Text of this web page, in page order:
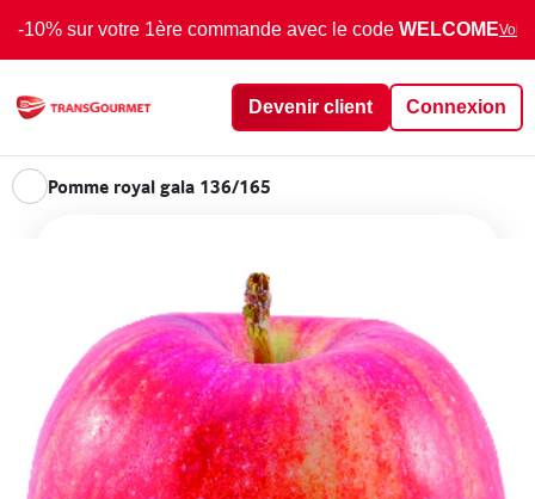
-10% sur votre 1ère commande avec le code WELCOMEVoir
Devenir client Connexion
Pomme royal gala 136/165